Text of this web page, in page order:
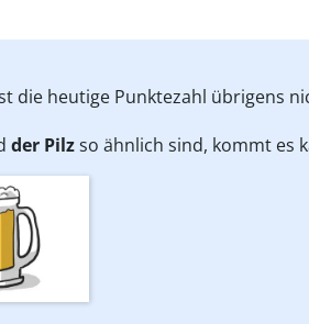
die heutige Punktezahl übrigens
der Pilzso ähnlich sind, kommt es